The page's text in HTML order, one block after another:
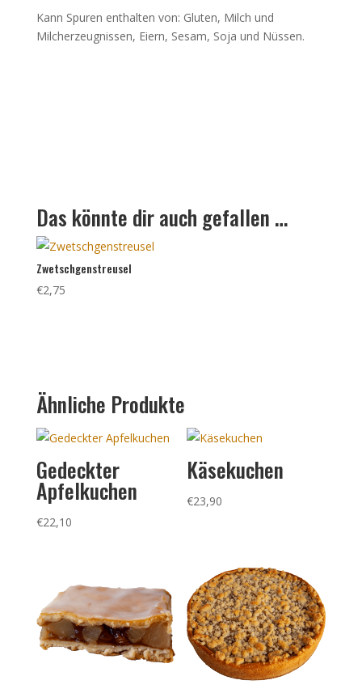
Kann Spuren enthalten von: Gluten, Milch und
Milcherzeugnissen, Eiern, Sesam, Soja und Nüssen.
Das könnte dir auch gefallen …
Zwetschgenstreusel
€2,75
Ähnliche Produkte
Gedeckter
Apfelkuchen
€22,10
Käsekuchen
€23,90